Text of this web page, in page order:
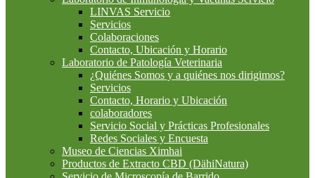
LINVAS Servicio
Servicios
Colaboraciones
Contacto, Ubicación y Horario
Laboratorio de Patología Veterinaria
¿Quiénes Somos y a quiénes nos dirigimos?
Servicios
Contacto, Horario y Ubicación
colaboradores
Servicio Social y Prácticas Profesionales
Redes Sociales y Encuesta
Museo de Ciencias Ximhai
Productos de Extracto CBD (DähiNatura)